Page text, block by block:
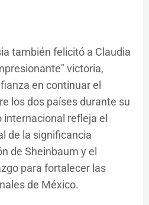
también felicitó a Claudia
victoria,
en continuar el
los dos países durante su
internacional refleja el
de la significancia
de Sheinbaum y el
para fortalecer las
de México.